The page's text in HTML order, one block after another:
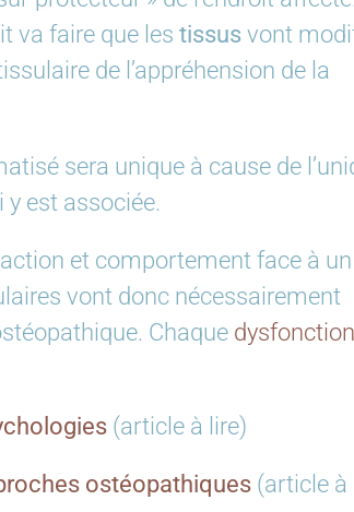
va faire que les tissus vont
de l’appréhension de la
sera unique à cause de
est associée.
et comportement face à un
vont donc nécessairement
Chaque dysfonction
(article à lire)
ostéopathiques (article à